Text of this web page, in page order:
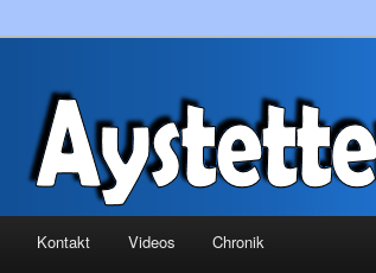
Kontakt Videos Chronik